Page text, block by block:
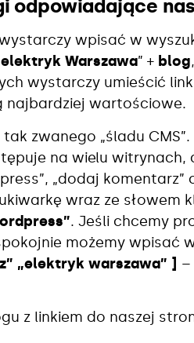
odpowiadające
wpisać w
Warszawa” + blog
wystarczy umieścić
najbardziej wartościowe.
zwanego „śladu
na wielu
„dodaj komentarz”
wraz ze słowem
. Jeśli chcemy
możemy wpisać
„elektryk warszawa” ]
z linkiem do naszej